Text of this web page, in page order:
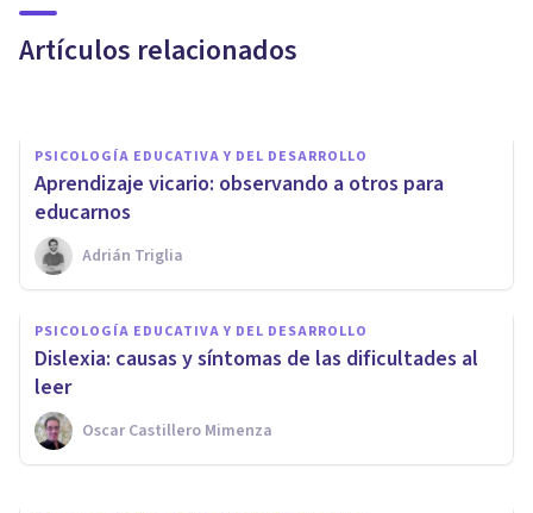
Artículos relacionados
nervioso durante la gestación
PSICOLOGÍA EDUCATIVA Y DEL DESARROLLO
​Aprendizaje vicario: observando a otros para
educarnos
Adrián Triglia
PSICOLOGÍA EDUCATIVA Y DEL DESARROLLO
Dislexia: causas y síntomas de las dificultades al
leer
Oscar Castillero Mimenza
PSICOLOGÍA EDUCATIVA Y DEL DESARROLLO
​Los efectos negativos de la
televisión en los niños, según
la ciencia
Jonathan García-Allen